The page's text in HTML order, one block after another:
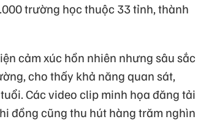
trường học thuộc 33 tỉnh, thành
cảm xúc hồn nhiên nhưng sâu sắc
cho thấy khả năng quan sát,
Các video clip minh họa đăng tải
đồng cũng thu hút hàng trăm nghìn